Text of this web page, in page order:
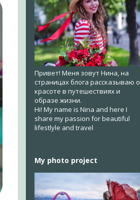
Привет! Меня зовут Нина, на
страницах блога рассказываю о
красоте в путешествиях и
образе жизни.
Hi! My name is Nina and here I
share my passion for beautiful
lifestlyle and travel
My photo project